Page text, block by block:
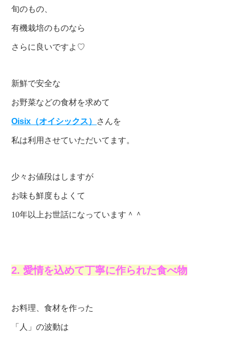
旬のもの、
有機栽培のものなら
さらに良いですよ♡
新鮮で安全な
お野菜などの食材を求めて
Oisix（オイシックス） さんを
私は利用させていただいてます。
少々お値段はしますが
お味も鮮度もよくて
10年以上お世話になっています＾＾
2. 愛情を込めて丁寧に作られた食べ物
お料理、食材を作った
「人」の波動は